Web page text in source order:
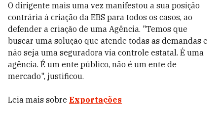
O dirigente mais uma vez manifestou a sua posição
contrária à criação da EBS para todos os casos, ao
defender a criação de uma Agência. "Temos que
buscar uma solução que atende todas as demandas e
não seja uma seguradora via controle estatal. É uma
agência. É um ente público, não é um ente de
mercado", justificou.
Leia mais sobre Exportações